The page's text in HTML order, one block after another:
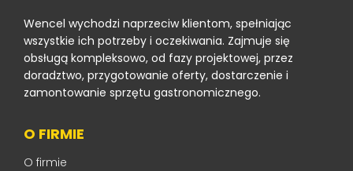
Wencel wychodzi naprzeciw klientom, spełniając
wszystkie ich potrzeby i oczekiwania. Zajmuje się
obsługą kompleksowo, od fazy projektowej, przez
doradztwo, przygotowanie oferty, dostarczenie i
zamontowanie sprzętu gastronomicznego.
O FIRMIE
O firmie